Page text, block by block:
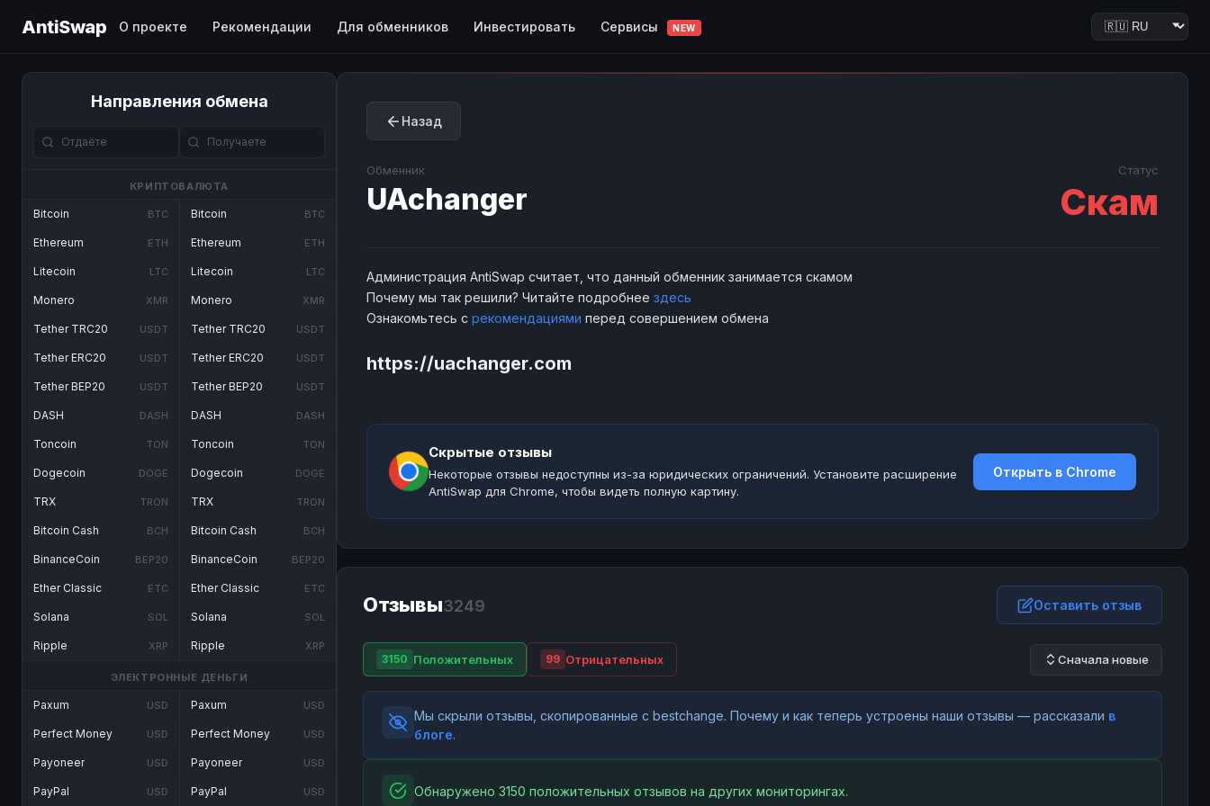
AntiSwap О проекте Рекомендации Для обменников Инвестировать Сервисы NEW
Направления обмена
КРИПТОВАЛЮТА
Bitcoin BTC
Ethereum ETH
Litecoin LTC
Monero XMR
Tether TRC20 USDT
Tether ERC20 USDT
Tether BEP20 USDT
DASH DASH
Toncoin TON
Dogecoin DOGE
TRX TRON
Bitcoin Cash BCH
BinanceCoin BEP20
Ether Classic ETC
Solana SOL
Ripple XRP
Bitcoin BTC
Ethereum ETH
Litecoin LTC
Monero XMR
Tether TRC20 USDT
Tether ERC20 USDT
Tether BEP20 USDT
DASH DASH
Toncoin TON
Dogecoin DOGE
TRX TRON
Bitcoin Cash BCH
BinanceCoin BEP20
Ether Classic ETC
Solana SOL
Ripple XRP
ЭЛЕКТРОННЫЕ ДЕНЬГИ
Paxum USD
Perfect Money USD
Payoneer USD
PayPal USD
Paxum USD
Perfect Money USD
Payoneer USD
PayPal USD
Назад
Обменник
UAchanger
Статус
Скам
Администрация AntiSwap считает, что данный обменник занимается скамом
Почему мы так решили? Читайте подробнее здесь
Ознакомьтесь с рекомендациями перед совершением обмена
https://uachanger.com
Скрытые отзывы
Некоторые отзывы недоступны из-за юридических ограничений. Установите расширение
AntiSwap для Chrome, чтобы видеть полную картину.
Открыть в Chrome
Отзывы3249 Оставить отзыв
3150 Положительных 99 Отрицательных Сначала новые
Мы скрыли отзывы, скопированные с bestchange. Почему и как теперь устроены наши отзывы — рассказали в
блоге.
Обнаружено 3150 положительных отзывов на других мониторингах.